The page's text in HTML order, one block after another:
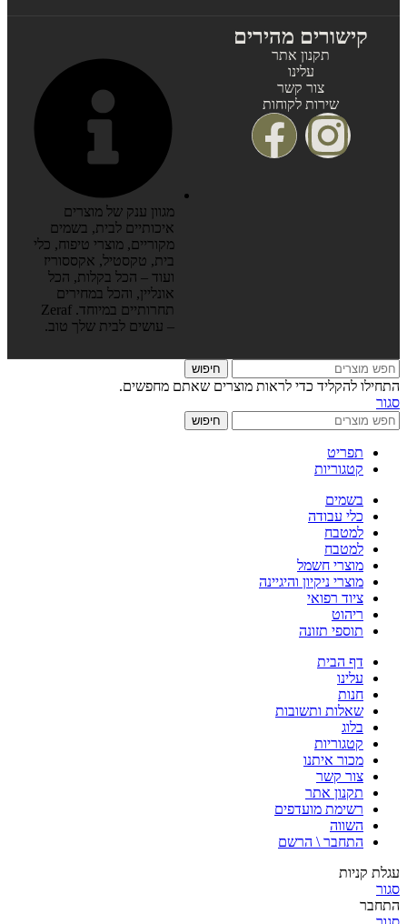
קישורים מהירים
תקנון אתר
עלינו
צור קשר
שירות לקוחות
מגוון ענק של מוצרים
איכותיים לבית, בשמים
מקוריים, מוצרי טיפוח, כלי
בית, טקסטיל, אקססוריז
ועוד – הכל בקלות, הכל
אונליין, והכל במחירים
תחרותיים במיוחד. Zeraf
– עושים לבית שלך טוב.
חיפוש
התחילו להקליד כדי לראות מוצרים שאתם מחפשים.
סגור
חיפוש
תפריט
קטגוריות
בשמים
כלי עבודה
למטבח
למטבח
מוצרי חשמל
מוצרי ניקיון והיגיינה
ציוד רפואי
ריהוט
תוספי תזונה
דף הבית
עלינו
חנות
שאלות ותשובות
בלוג
קטגוריות
מכור איתנו
צור קשר
תקנון אתר
רשימת מועדפים
השווה
התחבר \ הרשם
עגלת קניות
סגור
התחבר